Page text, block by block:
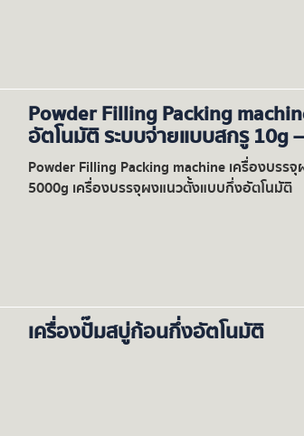
Powder Filling Packing
อัตโนมัติ ระบบจ่ายแบบสกรู 10g
Powder Filling Packing machine เครื่องบร
5000g เครื่องบรรจุผงแนวตั้งแบบกึ่งอัตโนมัติ
เครื่องปั๊มสบู่ก้อนกึ่งอัตโนมัติ